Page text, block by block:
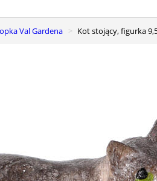
Val Gardena Kot stojący, figurka